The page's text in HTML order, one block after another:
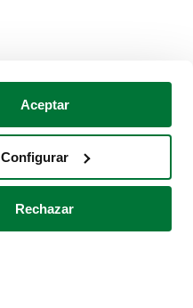
Aceptar
Configurar
Rechazar